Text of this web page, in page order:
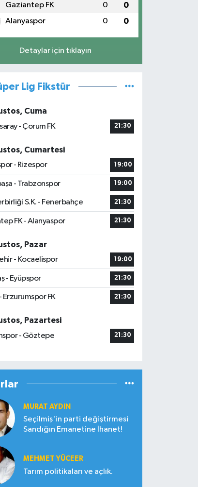
Gaziantep FK 0 0
Alanyaspor 0 0
Detaylar için tıklayın
Lig Fikstür
Cuma
- Çorum FK
21:30
Cumartesi
- Rizespor
19:00
- Trabzonspor 19:00
S.K. - Fenerbahçe 21:30
FK - Alanyaspor 21:30
Pazar
- Kocaelispor
19:00
- Eyüpspor 21:30
Erzurumspor FK 21:30
Pazartesi
- Göztepe
21:30
MURAT AYDIN
Seçilmiş'in parti değiştirmesi
Sandığın Emanetine İhanet!
MEHMET YÜCEER
Tarım politikaları ve açlık.